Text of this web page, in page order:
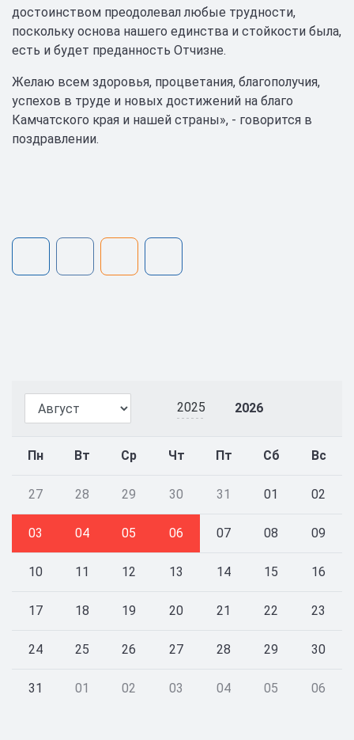
2025 2026
Пн Вт Ср Чт Пт Сб Вс
27 28 29 30 31 01 02
03 04 05 06 07 08 09
10 11 12 13 14 15 16
17 18 19 20 21 22 23
24 25 26 27 28 29 30
31 01 02 03 04 05 06
достоинством преодолевал любые трудности,
поскольку основа нашего единства и стойкости была,
есть и будет преданность Отчизне.
Желаю всем здоровья, процветания, благополучия,
успехов в труде и новых достижений на благо
Камчатского края и нашей страны», - говорится в
поздравлении.